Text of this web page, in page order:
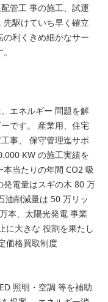
管工 事の施工、試運
駆けていち早く確立
の利くきめ細かなサー
エネルギー 問題を解
です。 産業用、住宅
事、 保守管理迄サポ
KW の施工実績を
当たりの年間 CO2 吸
電量はスギの木 80 万
油削減量は 50 万リッ
本、太陽光発電 事業
に大きな 役割を果たし
価格買取制度
照明・空調 等を補助